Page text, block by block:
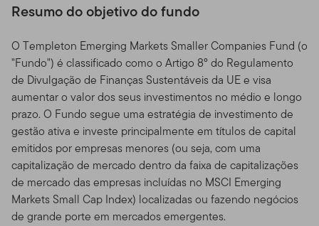
Resumo do objetivo do fundo
O Templeton Emerging Markets Smaller Companies Fund (o
"Fundo") é classificado como o Artigo 8º do Regulamento
de Divulgação de Finanças Sustentáveis da UE e visa
aumentar o valor dos seus investimentos no médio e longo
prazo. O Fundo segue uma estratégia de investimento de
gestão ativa e investe principalmente em títulos de capital
emitidos por empresas menores (ou seja, com uma
capitalização de mercado dentro da faixa de capitalizações
de mercado das empresas incluídas no MSCI Emerging
Markets Small Cap Index) localizadas ou fazendo negócios
de grande porte em mercados emergentes.